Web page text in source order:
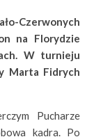
Czerwonych
na Florydzie
W turnieju
Marta Fidrych
Pucharze
kadra. Po